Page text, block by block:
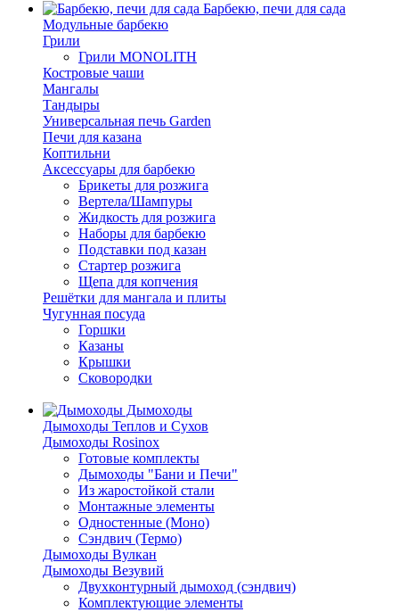
Барбекю, печи для сада
Модульные барбекю
Грили
Грили MONOLITH
Костровые чаши
Мангалы
Тандыры
Универсальная печь Garden
Печи для казана
Коптильни
Аксессуары для барбекю
Брикеты для розжига
Вертела/Шампуры
Жидкость для розжига
Наборы для барбекю
Подставки под казан
Стартер розжига
Щепа для копчения
Решётки для мангала и плиты
Чугунная посуда
Горшки
Казаны
Крышки
Сковородки
Дымоходы
Дымоходы Теплов и Сухов
Дымоходы Rosinox
Готовые комплекты
Дымоходы "Бани и Печи"
Из жаростойкой стали
Монтажные элементы
Одностенные (Моно)
Сэндвич (Термо)
Дымоходы Вулкан
Дымоходы Везувий
Двухконтурный дымоход (сэндвич)
Комплектующие элементы